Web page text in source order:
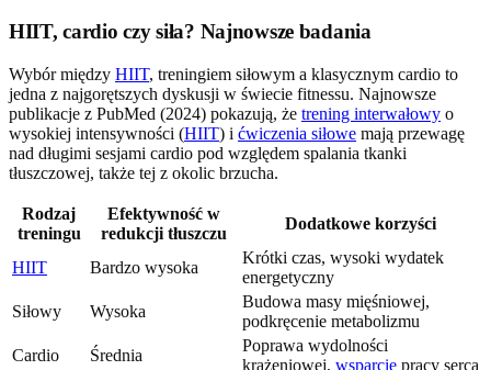
HIIT, cardio czy siła? Najnowsze badania
Wybór między HIIT, treningiem siłowym a klasycznym cardio to
jedna z najgorętszych dyskusji w świecie fitnessu. Najnowsze
publikacje z PubMed (2024) pokazują, że trening interwałowy o
wysokiej intensywności (HIIT) i ćwiczenia siłowe mają przewagę
nad długimi sesjami cardio pod względem spalania tkanki
tłuszczowej, także tej z okolic brzucha.
Rodzaj
treningu
Efektywność w
redukcji tłuszczu
Dodatkowe korzyści
HIIT Bardzo wysoka
Krótki czas, wysoki wydatek
energetyczny
Siłowy
Wysoka
Budowa masy mięśniowej,
podkręcenie metabolizmu
Cardio
Średnia
Poprawa wydolności
krążeniowej, wsparcie pracy serca